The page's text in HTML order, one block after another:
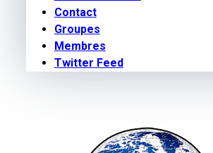
Contact
Groupes
Membres
Twitter Feed